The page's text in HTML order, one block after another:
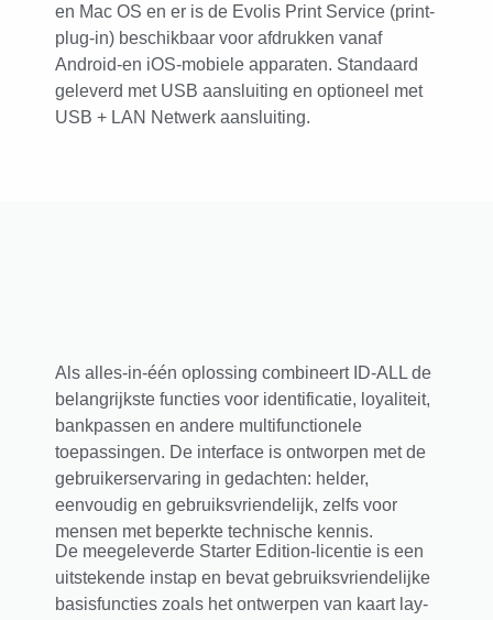
en Mac OS en er is de Evolis Print Service (print-
plug-in) beschikbaar voor afdrukken vanaf
Android-en iOS-mobiele apparaten. Standaard
geleverd met USB aansluiting en optioneel met
USB + LAN Netwerk aansluiting.
Als alles-in-één oplossing combineert ID-ALL de
belangrijkste functies voor identificatie, loyaliteit,
bankpassen en andere multifunctionele
toepassingen. De interface is ontworpen met de
gebruikerservaring in gedachten: helder,
eenvoudig en gebruiksvriendelijk, zelfs voor
mensen met beperkte technische kennis.
De meegeleverde Starter Edition-licentie is een
uitstekende instap en bevat gebruiksvriendelijke
basisfuncties zoals het ontwerpen van kaart lay-